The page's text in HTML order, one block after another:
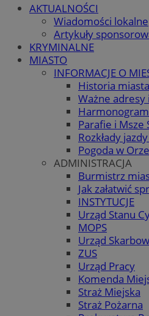
AKTUALNOŚCI
Wiadomości lokalne
Artykuły
KRYMINALNE
MIASTO
INFORMACJE O
Historia miasta
Ważne
Parafie i Msze
Rozkłady
Pogoda w
ADMINISTRACJA
Burmistrz
Jak załatwić
INSTYTUCJE
Urząd Stanu
MOPS
Urząd
ZUS
Urząd Pracy
Komenda
Straż Miejska
Straż Pożarna